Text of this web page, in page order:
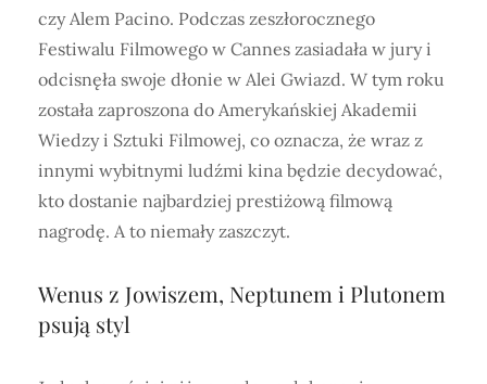
czy Alem Pacino. Podczas zeszłorocznego
Festiwalu Filmowego w Cannes zasiadała w jury i
odcisnęła swoje dłonie w Alei Gwiazd. W tym roku
została zaproszona do Amerykańskiej Akademii
Wiedzy i Sztuki Filmowej, co oznacza, że wraz z
innymi wybitnymi ludźmi kina będzie decydować,
kto dostanie najbardziej prestiżową filmową
nagrodę. A to niemały zaszczyt.
Wenus z Jowiszem, Neptunem i Plutonem
psują styl